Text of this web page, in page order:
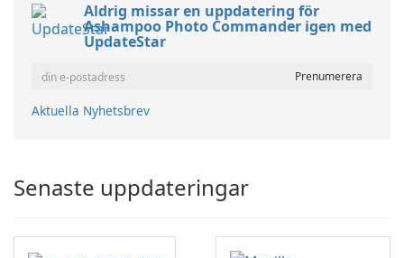
Aldrig missar en uppdatering för
Ashampoo Photo Commander igen med
UpdateStar
Aktuella Nyhetsbrev
Senaste uppdateringar